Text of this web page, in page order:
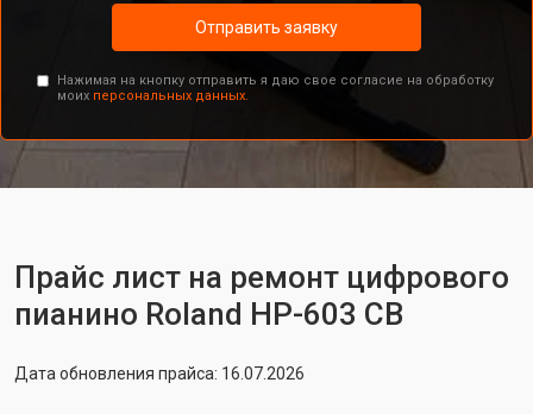
Отправить заявку
Нажимая на кнопку отправить я даю свое согласие на обработку
моих персональных данных.
Прайс лист на ремонт цифрового
пианино Roland HP-603 CB
Дата обновления прайса: 16.07.2026